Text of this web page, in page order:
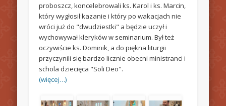
proboszcz, koncelebrowali ks. Karol i ks. Marcin,
który wygłosił kazanie i który po wakacjach nie
wróci już do "dwudziestki" a będzie uczył i
wychowywał kleryków w seminarium. Był też
oczywiście ks. Dominik, a do piękna liturgii
przyczynili się bardzo licznie obecni ministranci i
schola dziecięca "Soli Deo".
(więcej…)